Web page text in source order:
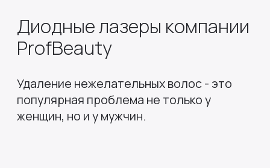
Диодные лазеры компании
ProfBeauty
Удаление нежелательных волос - это
популярная проблема не только у
женщин, но и у мужчин.